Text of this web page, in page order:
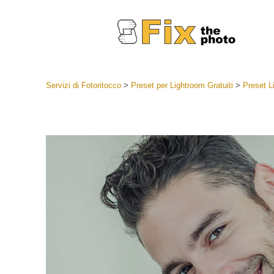
Migliori
Deal
Servizi di Fotoritocco> Preset per Lightroom Gratuiti > Preset